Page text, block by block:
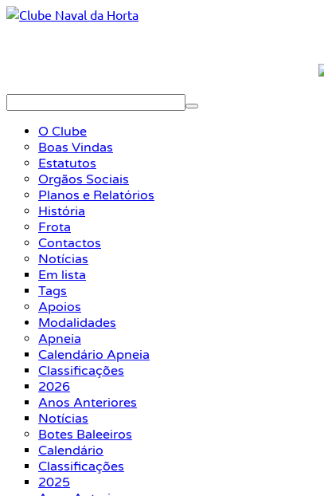
O Clube
Boas Vindas
Estatutos
Orgãos Sociais
Planos e Relatórios
História
Frota
Contactos
Notícias
Em lista
Tags
Apoios
Modalidades
Apneia
Calendário Apneia
Classificações
2026
Anos Anteriores
Notícias
Botes Baleeiros
Calendário
Classificações
2025